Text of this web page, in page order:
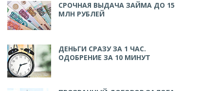
СРОЧНАЯ ВЫДАЧА ЗАЙМА ДО 15
МЛН РУБЛЕЙ
ДЕНЬГИ СРАЗУ ЗА 1 ЧАС.
ОДОБРЕНИЕ ЗА 10 МИНУТ